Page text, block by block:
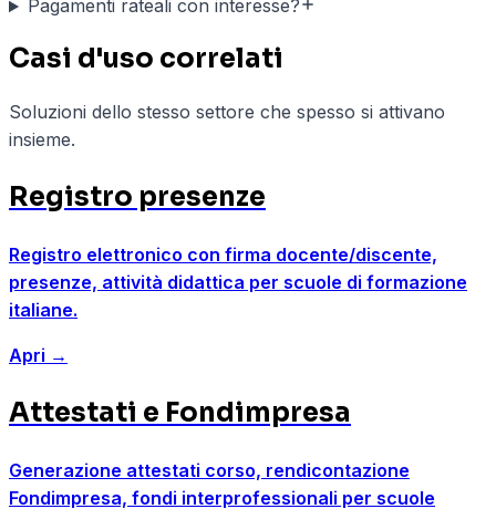
Pagamenti rateali con interesse?
Casi d'uso correlati
Soluzioni dello stesso settore che spesso si attivano
insieme.
Registro presenze
Registro elettronico con firma docente/discente,
presenze, attività didattica per scuole di formazione
italiane.
Apri →
Attestati e Fondimpresa
Generazione attestati corso, rendicontazione
Fondimpresa, fondi interprofessionali per scuole